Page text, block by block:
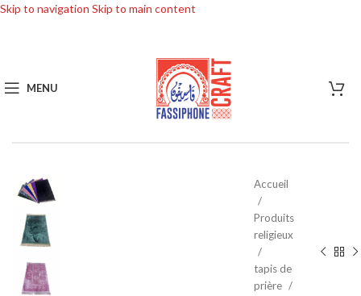
Skip to navigation Skip to main content
MENU
Accueil
Produits
religieux
tapis de
prière